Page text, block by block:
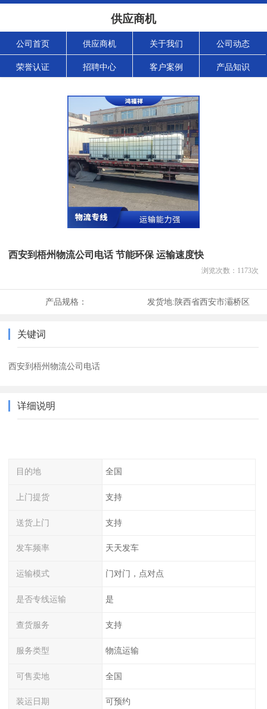
供应商机
公司首页 供应商机 关于我们 公司动态
荣誉认证 招聘中心 客户案例 产品知识
西安到梧州物流公司电话 节能环保 运输速度快
浏览次数： 1173次
产品规格： 发货地:陕西省西安市灞桥区
关键词
西安到梧州物流公司电话
详细说明
目的地 全国
上门提货 支持
送货上门 支持
发车频率 天天发车
运输模式 门对门，点对点
是否专线运输 是
查货服务 支持
服务类型 物流运输
可售卖地 全国
装运日期 可预约